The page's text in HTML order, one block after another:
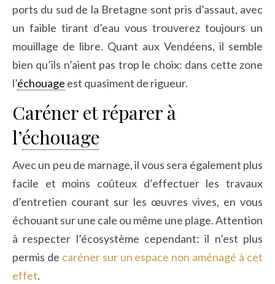
ports du sud de la Bretagne sont pris d’assaut, avec
un faible tirant d’eau vous trouverez toujours un
mouillage de libre. Quant aux Vendéens, il semble
bien qu’ils n’aient pas trop le choix: dans cette zone
l’échouage est quasiment de rigueur.
Caréner et réparer à
l’échouage
Avec un peu de marnage, il vous sera également plus
facile et moins coûteux d’effectuer les travaux
d’entretien courant sur les œuvres vives, en vous
échouant sur une cale ou même une plage. Attention
à respecter l’écosystème cependant: il n’est plus
permis de caréner sur un espace non aménagé à cet
effet.